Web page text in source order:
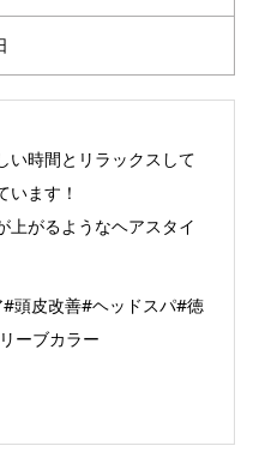
い時間とリラックスして
います！
上がるようなヘアスタイ
頭皮改善#ヘッドスパ#徳
ーブカラー